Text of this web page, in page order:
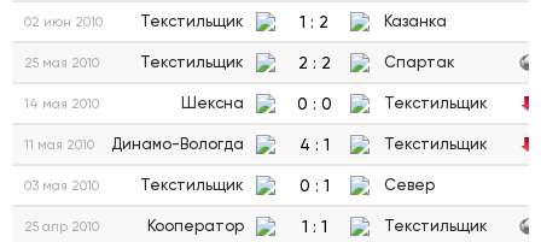
02 июн 2010 Текстильщик 1 : 2 Казанка
25 мая 2010 Текстильщик 2 : 2 Спартак
14 мая 2010 Шексна 0 : 0 Текстильщик
11 мая 2010 Динамо-Вологда 4 : 1 Текстильщик
03 мая 2010 Текстильщик 0 : 1 Север
25 апр 2010 Кооператор 1 : 1 Текстильщик